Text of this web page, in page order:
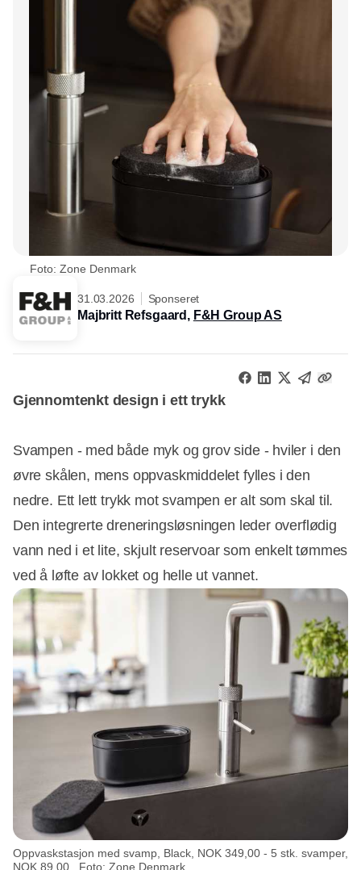
Foto: Zone Denmark
31.03.2026 Sponseret
Majbritt Refsgaard, F&H Group AS
Gjennomtenkt design i ett trykk
Svampen - med både myk og grov side - hviler i den
øvre skålen, mens oppvaskmiddelet fylles i den
nedre. Ett lett trykk mot svampen er alt som skal til.
Den integrerte dreneringsløsningen leder overflødig
vann ned i et lite, skjult reservoar som enkelt tømmes
ved å løfte av lokket og helle ut vannet.
Oppvaskstasjon med svamp, Black, NOK 349,00 - 5 stk. svamper,
NOK 89,00.. Foto: Zone Denmark